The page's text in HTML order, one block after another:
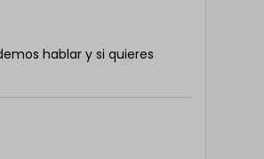
hablar y si quieres